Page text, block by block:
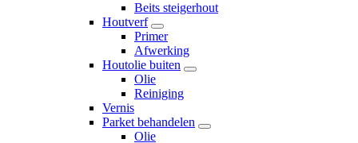
Beits steigerhout
Houtverf
Primer
Afwerking
Houtolie buiten
Olie
Reiniging
Vernis
Parket behandelen
Olie